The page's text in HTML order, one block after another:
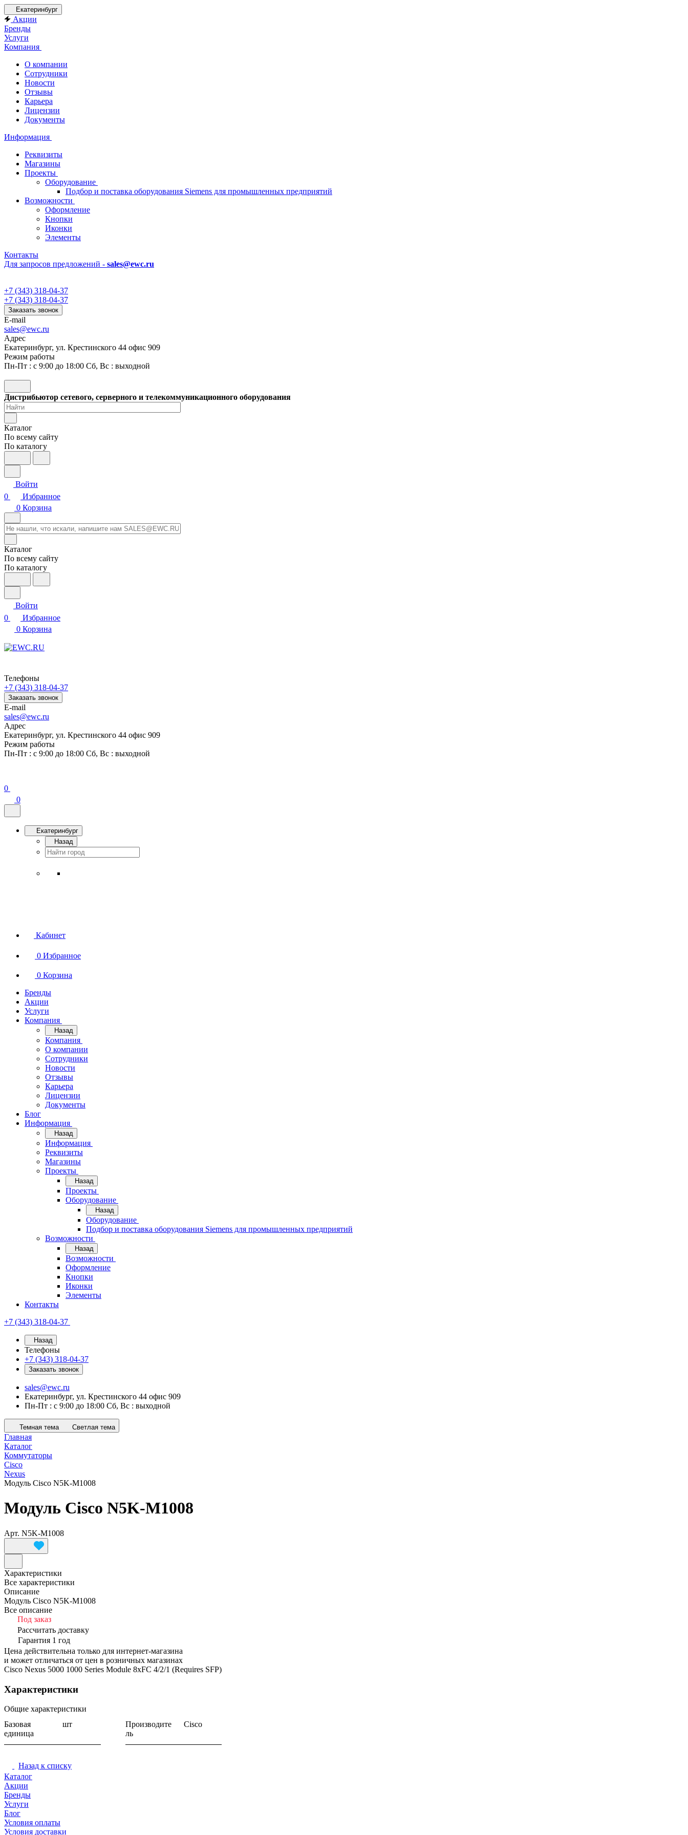
Екатеринбург
Акции
Бренды
Услуги
Компания
О компании
Сотрудники
Новости
Отзывы
Карьера
Лицензии
Документы
Информация
Реквизиты
Магазины
Проекты
Оборудование
Подбор и поставка оборудования Siemens для промышленных предприятий
Возможности
Оформление
Кнопки
Иконки
Элементы
Контакты
Для запросов предложений - sales@ewc.ru
+7 (343) 318-04-37
+7 (343) 318-04-37
Заказать звонок
E-mail
sales@ewc.ru
Адрес
Екатеринбург, ул. Крестинского 44 офис 909
Режим работы
Пн-Пт : с 9:00 до 18:00 Сб, Вс : выходной
Дистрибьютор сетевого, серверного и телекоммуникационного оборудования
Каталог
По всему сайту
По каталогу
Войти
0
Избранное
0 Корзина
Каталог
По всему сайту
По каталогу
Войти
0
Избранное
0 Корзина
Телефоны
+7 (343) 318-04-37
Заказать звонок
E-mail
sales@ewc.ru
Адрес
Екатеринбург, ул. Крестинского 44 офис 909
Режим работы
Пн-Пт : с 9:00 до 18:00 Сб, Вс : выходной
0
0
Екатеринбург
Назад
Кабинет
0 Избранное
0 Корзина
Бренды
Акции
Услуги
Компания
Назад
Компания
О компании
Сотрудники
Новости
Отзывы
Карьера
Лицензии
Документы
Блог
Информация
Назад
Информация
Реквизиты
Магазины
Проекты
Назад
Проекты
Оборудование
Назад
Оборудование
Подбор и поставка оборудования Siemens для промышленных предприятий
Возможности
Назад
Возможности
Оформление
Кнопки
Иконки
Элементы
Контакты
+7 (343) 318-04-37
Назад
Телефоны
+7 (343) 318-04-37
Заказать звонок
sales@ewc.ru
Екатеринбург, ул. Крестинского 44 офис 909
Пн-Пт : с 9:00 до 18:00 Сб, Вс : выходной
Темная тема Светлая тема
Главная
Каталог
Коммутаторы
Cisco
Nexus
Модуль Cisco N5K-M1008
Модуль Cisco N5K-M1008
Арт. N5K-M1008
Характеристики
Все характеристики
Описание
Модуль Cisco N5K-M1008
Все описание
Под заказ
Рассчитать доставку
Гарантия 1 год
Цена действительна только для интернет-магазина
и может отличаться от цен в розничных магазинах
Cisco Nexus 5000 1000 Series Module 8xFC 4/2/1 (Requires SFP)
Характеристики
Общие характеристики
Базовая
единица
шт
Производите
ль
Cisco
Назад к списку
Каталог
Акции
Бренды
Услуги
Блог
Условия оплаты
Условия доставки